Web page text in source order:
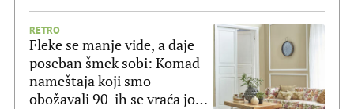
RETRO
Fleke se manje vide, a daje
poseban šmek sobi: Komad
nameštaja koji smo
obožavali 90-ih se vraća još